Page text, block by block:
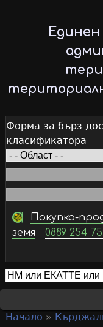
to
main
Единен
Форма за бърз
класификатора
Покупко-
земя
0889 254
S
e
Т
ъ
с
Начало »